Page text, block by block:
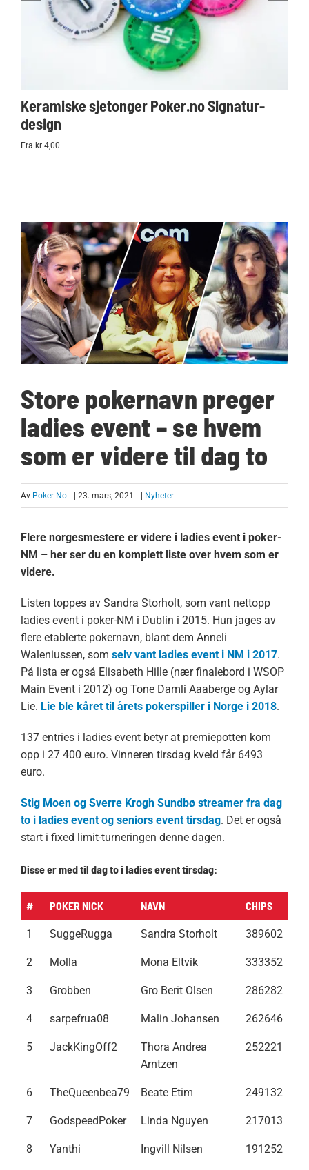
Keramiske sjetonger Poker.no Signatur-
design
Fra kr 4,00
Store pokernavn preger
ladies event – se hvem
som er videre til dag to
Av Poker No | 23. mars, 2021 Nyheter
Flere norgesmestere er videre i ladies event i poker-
NM – her ser du en komplett liste over hvem som er
videre.
Listen toppes av Sandra Storholt, som vant nettopp
ladies event i poker-NM i Dublin i 2015. Hun jages av
flere etablerte pokernavn, blant dem Anneli
Waleniussen, som selv vant ladies event i NM i 2017.
På lista er også Elisabeth Hille (nær finalebord i WSOP
Main Event i 2012) og Tone Damli Aaaberge og Aylar
Lie. Lie ble kåret til årets pokerspiller i Norge i 2018.
137 entries i ladies event betyr at premiepotten kom
opp i 27 400 euro. Vinneren tirsdag kveld får 6493
euro.
Stig Moen og Sverre Krogh Sundbø streamer fra dag
to i ladies event og seniors event tirsdag. Det er også
start i fixed limit-turneringen denne dagen.
Disse er med til dag to i ladies event tirsdag:
# POKER NICK NAVN CHIPS
1 SuggeRugga Sandra Storholt 389602
2 Molla Mona Eltvik 333352
3 Grobben Gro Berit Olsen 286282
4 sarpefrua08 Malin Johansen 262646
5 JackKingOff2
Thora Andrea
Arntzen
252221
6 TheQueenbea79 Beate Etim 249132
7 GodspeedPoker Linda Nguyen 217013
8 Yanthi Ingvill Nilsen 191252